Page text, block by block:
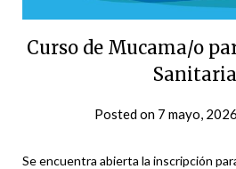
Curso de Mucama/o
Posted on 7 mayo, 2026
Se encuentra abierta la inscripción